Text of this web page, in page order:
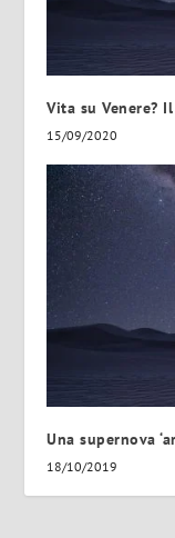
Vita su Venere?
15/09/2020
Una supernova
18/10/2019